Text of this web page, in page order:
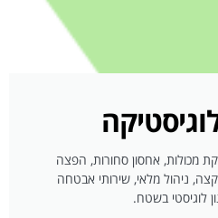
מכולות, אחסון סחורות, הפצה
קצה, ניהול מלאי, שירותי אבטחה
לוגיסטי בשטח.